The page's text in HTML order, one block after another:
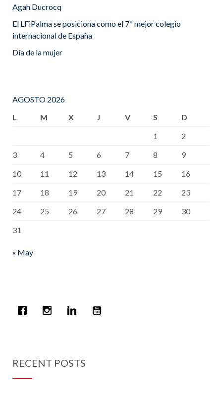
Agah Ducrocq
El LFiPalma se posiciona como el 7º mejor colegio
internacional de España
Día de la mujer
AGOSTO 2026
L
M X J V S
D
1
2
3
4 5 6 7 8
9
10
11 12 13 14 15
16
17
18 19 20 21 22
23
24
25 26 27 28 29
30
31
« May
RECENT POSTS